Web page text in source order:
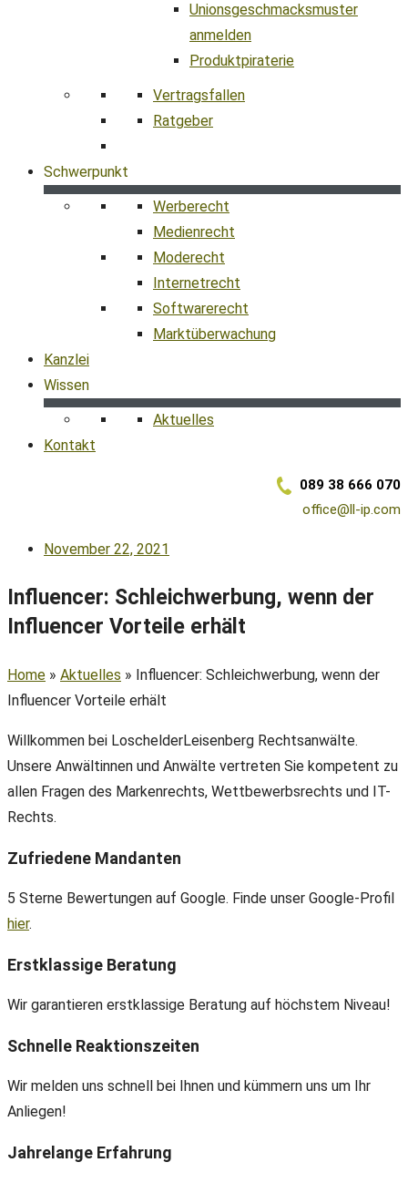
Unionsgeschmacksmuster
anmelden
Produktpiraterie
Vertragsfallen
Ratgeber
Schwerpunkt
Werberecht
Medienrecht
Moderecht
Internetrecht
Softwarerecht
Marktüberwachung
Kanzlei
Wissen
Aktuelles
Kontakt
089 38 666 070
office@ll-ip.com
November 22, 2021
Influencer: Schleichwerbung, wenn der
Influencer Vorteile erhält
Home » Aktuelles » Influencer: Schleichwerbung, wenn der
Influencer Vorteile erhält
Willkommen bei LoschelderLeisenberg Rechtsanwälte.
Unsere Anwältinnen und Anwälte vertreten Sie kompetent zu
allen Fragen des Markenrechts, Wettbewerbsrechts und IT-
Rechts.
Zufriedene Mandanten
5 Sterne Bewertungen auf Google. Finde unser Google-Profil
hier.
Erstklassige Beratung
Wir garantieren erstklassige Beratung auf höchstem Niveau!
Schnelle Reaktionszeiten
Wir melden uns schnell bei Ihnen und kümmern uns um Ihr
Anliegen!
Jahrelange Erfahrung